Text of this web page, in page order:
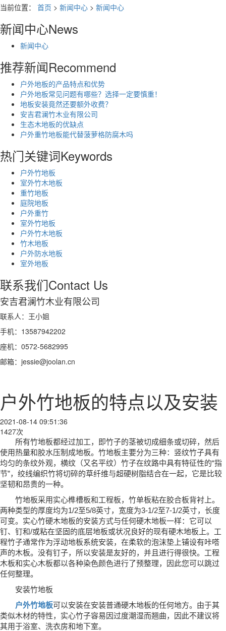
当前位置： 首页 > 新闻中心 > 新闻中心
新闻中心News
新闻中心
推荐新闻Recommend
户外地板的产品特点和优势
户外地板常见问题有哪些？选择一定要慎重！
地板安装竟然还要额外收费？
安吉君澜竹木业有限公司
生态木地板的优缺点
户外重竹地板能代替菠萝格防腐木吗
热门关键词Keywords
户外竹地板
室外竹木地板
重竹地板
庭院地板
户外重竹
室外竹地板
户外竹木地板
竹木地板
户外防水地板
室外地板
联系我们Contact Us
安吉君澜竹木业有限公司
联系人：王小姐
手机：13587942202
座机：0572-5682995
邮箱：jessie@joolan.cn
户外竹地板的特点以及安装
2021-08-14 09:51:36
1427次
所有竹地板都经过加工，即竹子的茎被切成细条或切碎，然后
使用热量和胶水压制成地板。竹地板主要分为三种： 竖纹竹子具有
均匀的条纹外观， 横纹（又名平纹）竹子在纹路中具有特征性的“指
节”， 绞线编织竹将切碎的草纤维与超硬树脂结合在一起， 它是比较
坚韧和昂贵的一种。
竹地板采用实心榫槽板和工程板，竹单板粘在胶合板背衬上。
两种类型的厚度均为1/2至5/8英寸，宽度为3-1/2至7-1/2英寸，长度
可变。 实心竹硬木地板的安装方式与任何硬木地板一样：它可以
钉、钉和/或粘在坚固的底层地板或状况良好的现有硬木地板上。 工
程竹子通常作为浮动地板系统安装，在柔软的泡沫垫上铺设有咔嗒
声的木板。没有钉子，所以安装是友好的，并且进行得很快。 工程
木板和实心木板都以各种染色颜色进行了预整理，因此您可以跳过
任何整理。
安装竹地板
户外竹地板可以安装在安装普通硬木地板的任何地方。由于其
类似木材的特性，实心竹子容易因过度潮湿而翘曲，因此不建议将
其用于浴室、洗衣房和地下室。